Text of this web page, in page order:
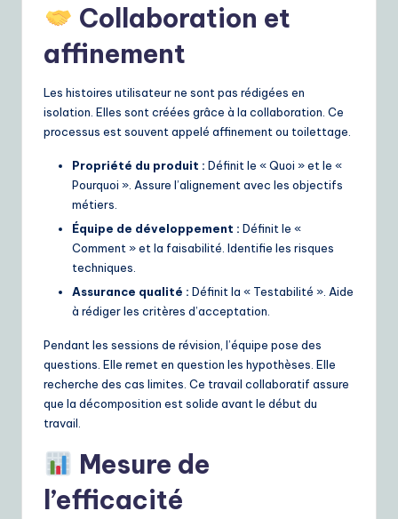
Collaboration et
affinement
Les histoires utilisateur ne sont pas rédigées en
isolation. Elles sont créées grâce à la collaboration. Ce
processus est souvent appelé affinement ou toilettage.
Propriété du produit : Définit le « Quoi » et le «
Pourquoi ». Assure l’alignement avec les objectifs
métiers.
Équipe de développement : Définit le «
Comment » et la faisabilité. Identifie les risques
techniques.
Assurance qualité : Définit la « Testabilité ». Aide
à rédiger les critères d’acceptation.
Pendant les sessions de révision, l’équipe pose des
questions. Elle remet en question les hypothèses. Elle
recherche des cas limites. Ce travail collaboratif assure
que la décomposition est solide avant le début du
travail.
Mesure de
l’efficacité